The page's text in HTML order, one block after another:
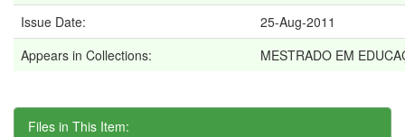
Issue Date:
25-Aug-2011
Appears in Collections:
MESTRADO EM
Files in This Item: